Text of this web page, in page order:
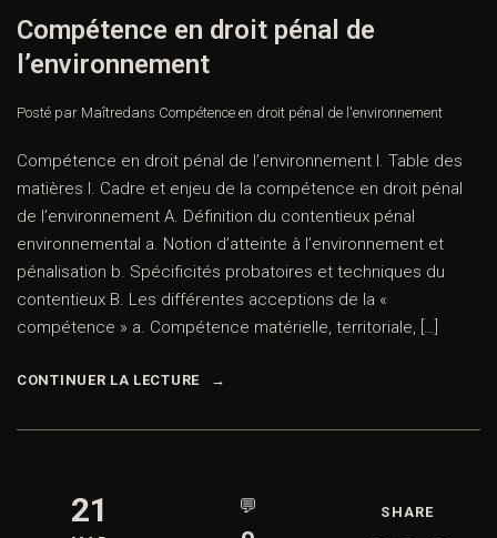
Compétence en droit pénal de
l’environnement
Posté par Maîtredans Compétence en droit pénal de l'environnement
Compétence en droit pénal de l’environnement I. Table des
matières I. Cadre et enjeu de la compétence en droit pénal
de l’environnement A. Définition du contentieux pénal
environnemental a. Notion d’atteinte à l’environnement et
pénalisation b. Spécificités probatoires et techniques du
contentieux B. Les différentes acceptions de la «
compétence » a. Compétence matérielle, territoriale, […]
CONTINUER LA LECTURE
21 💬 SHARE